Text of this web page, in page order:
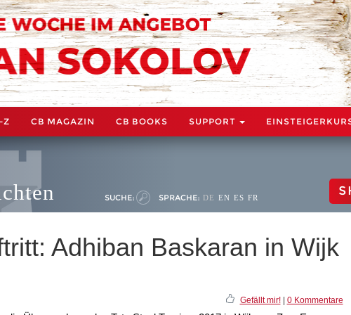
Z CB MAGAZIN CB BOOKS SUPPORT
SUCHE: SPRACHE: DE EN ES FR
Adhiban Baskaran in Wijk
Gefällt mir!| 0 Kommentare